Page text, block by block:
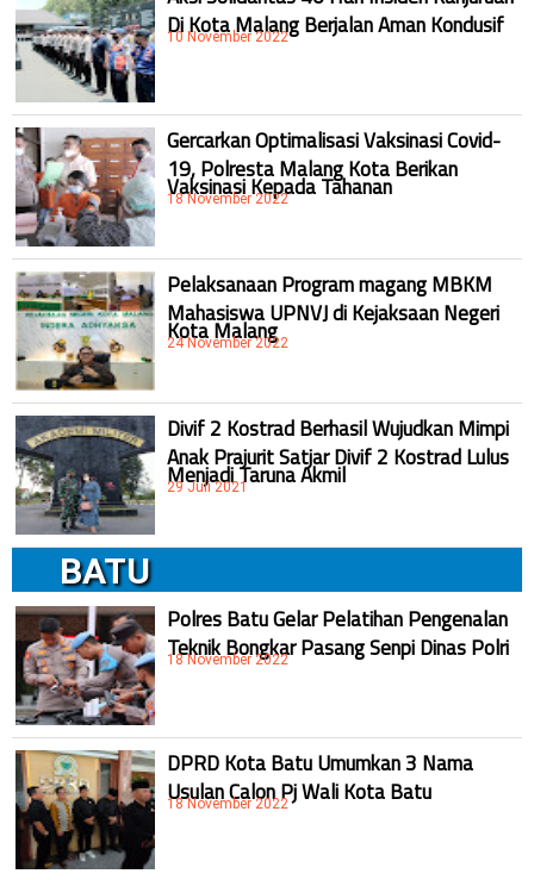
Di Kota Malang Berjalan Aman Kondusif
10 November 2022
Gercarkan Optimalisasi Vaksinasi Covid-
19, Polresta Malang Kota Berikan
Vaksinasi Kepada Tahanan
18 November 2022
Pelaksanaan Program magang MBKM
Mahasiswa UPNVJ di Kejaksaan Negeri
Kota Malang
24 November 2022
Divif 2 Kostrad Berhasil Wujudkan Mimpi
Anak Prajurit Satjar Divif 2 Kostrad Lulus
Menjadi Taruna Akmil
29 Juli 2021
BATU
Polres Batu Gelar Pelatihan Pengenalan
Teknik Bongkar Pasang Senpi Dinas Polri
18 November 2022
DPRD Kota Batu Umumkan 3 Nama
Usulan Calon Pj Wali Kota Batu
18 November 2022